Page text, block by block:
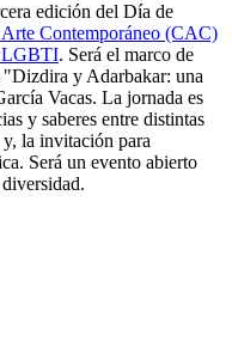
edición del Día de
Contemporáneo (CAC)
LGBTI. Será el marco de
"Dizdira y Adarbakar: una
Vacas. La jornada es
y saberes entre distintas
la invitación para
Será un evento abierto